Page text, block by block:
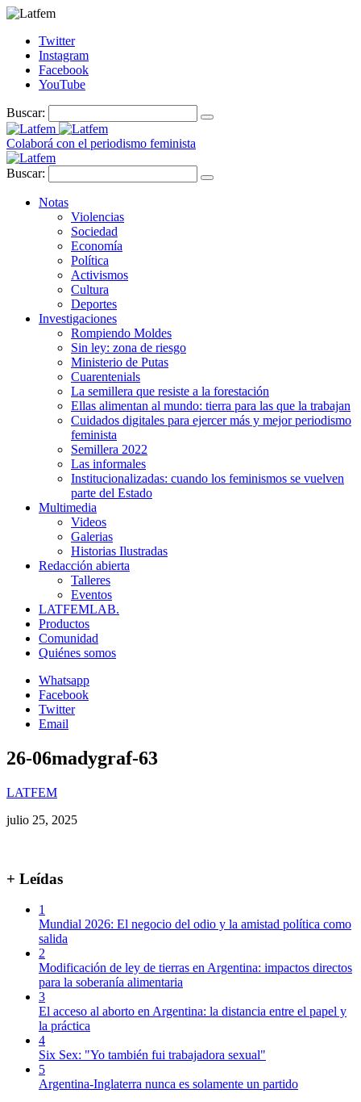
Twitter
Instagram
Facebook
YouTube
Buscar:
Colaborá con el periodismo feminista
Buscar:
Notas
Violencias
Sociedad
Economía
Política
Activismos
Cultura
Deportes
Investigaciones
Rompiendo Moldes
Sin ley: zona de riesgo
Ministerio de Putas
Cuarentenials
La semillera que resiste a la forestación
Ellas alimentan al mundo: tierra para las que la trabajan
Cuidados digitales para ejercer más y mejor periodismo
feminista
Semillera 2022
Las informales
Institucionalizadas: cuando los feminismos se vuelven
parte del Estado
Multimedia
Videos
Galerias
Historias Ilustradas
Redacción abierta
Talleres
Eventos
LATFEMLAB.
Productos
Comunidad
Quiénes somos
Whatsapp
Facebook
Twitter
Email
26-06madygraf-63
LATFEM
julio 25, 2025
+ Leídas
1
Mundial 2026: El negocio del odio y la amistad política como
salida
2
Modificación de ley de tierras en Argentina: impactos directos
para la soberanía alimentaria
3
El acceso al aborto en Argentina: la distancia entre el papel y
la práctica
4
Six Sex: "Yo también fui trabajadora sexual"
5
Argentina-Inglaterra nunca es solamente un partido